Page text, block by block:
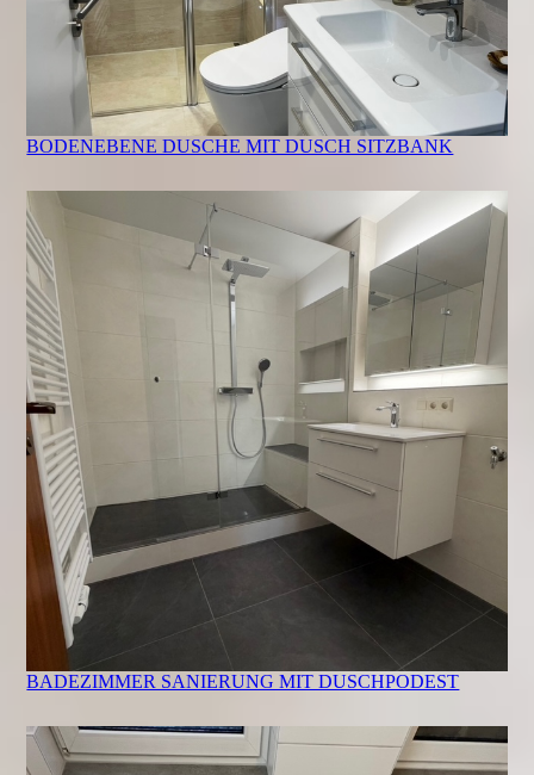
BODENEBENE DUSCHE MIT DUSCH SITZBANK
BADEZIMMER SANIERUNG MIT DUSCHPODEST